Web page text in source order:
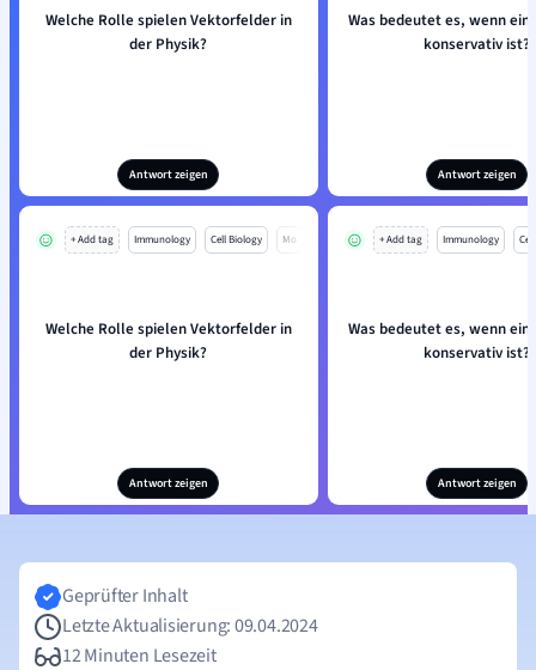
Welche Rolle spielen Vektorfelder in
der Physik?
Antwort zeigen
Was bedeutet es, wenn
konservativ ist?
Antwort zeigen
+ Add tag Immunology Cell Biology Mo
Welche Rolle spielen Vektorfelder in
der Physik?
Antwort zeigen
+ Add tag Immunology
Was bedeutet es, wenn
konservativ ist?
Antwort zeigen
Geprüfter Inhalt
Letzte Aktualisierung: 09.04.2024
12 Minuten Lesezeit